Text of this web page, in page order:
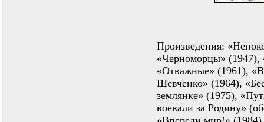
Произведения:
«Черноморцы» (1947),
«Отважные» (1961),
Шевченко» (1964),
землянке» (1975),
воевали за Родину»